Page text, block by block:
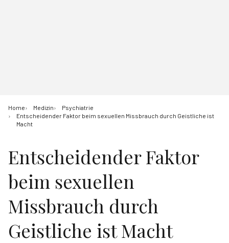
Home Medizin
Psychiatrie
Entscheidender Faktor beim sexuellen Missbrauch durch Geistliche ist
Macht
Entscheidender Faktor
beim sexuellen
Missbrauch durch
Geistliche ist Macht